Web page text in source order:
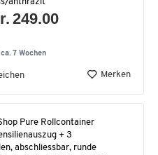
249.00
ca. 7 Wochen
Merken
Pure Rollcontainer
+ 3
abschliessbar, runde